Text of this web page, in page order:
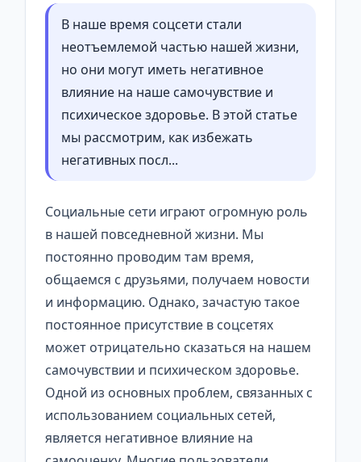
В наше время соцсети стали
неотъемлемой частью нашей жизни,
но они могут иметь негативное
влияние на наше самочувствие и
психическое здоровье. В этой статье
мы рассмотрим, как избежать
негативных посл...
Социальные сети играют огромную роль
в нашей повседневной жизни. Мы
постоянно проводим там время,
общаемся с друзьями, получаем новости
и информацию. Однако, зачастую такое
постоянное присутствие в соцсетях
может отрицательно сказаться на нашем
самочувствии и психическом здоровье.
Одной из основных проблем, связанных с
использованием социальных сетей,
является негативное влияние на